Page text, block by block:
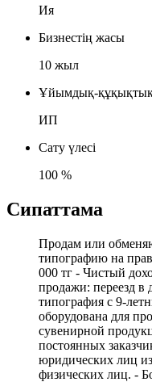
Ия
Бизнестің жасы
10 жыл
Ұйымдық-
ИП
Сату үлесі
100 %
Сипаттама
Продам или
типографию на
000 тг - Чистый
продажи: переезд в
типография с 9-
оборудована для
сувенирной
постоянных
юридических лиц
физических лиц. -